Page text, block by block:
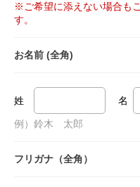
※ご希望に添えない場合も
す。
お名前 (全角)
姓 名
例）鈴木 太郎
フリガナ（全角）